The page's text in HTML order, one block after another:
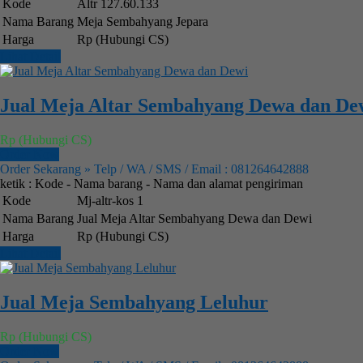
Kode
Altr 127.60.133
Nama Barang Meja Sembahyang Jepara
Harga
Rp (Hubungi CS)
Jual Meja Altar Sembahyang Dewa dan
Rp (Hubungi CS)
Order Sekarang » Telp / WA / SMS / Email : 081264642888
ketik : Kode - Nama barang - Nama dan alamat pengiriman
Kode
Mj-altr-kos 1
Nama Barang Jual Meja Altar Sembahyang Dewa dan Dewi
Harga
Rp (Hubungi CS)
Jual Meja Sembahyang Leluhur
Rp (Hubungi CS)